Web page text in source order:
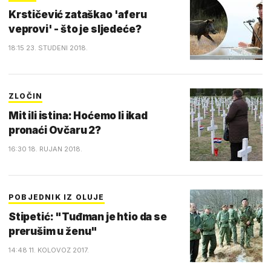
Krstičević zataškao 'aferu
veprovi' - što je sljedeće?
18:15 23. STUDENI 2018.
ZLOČIN
Mit ili istina: Hoćemo li ikad
pronaći Ovčaru 2?
16:30 18. RUJAN 2018.
POBJEDNIK IZ OLUJE
Stipetić: "Tuđman je htio da se
prerušim u ženu"
14:48 11. KOLOVOZ 2017.